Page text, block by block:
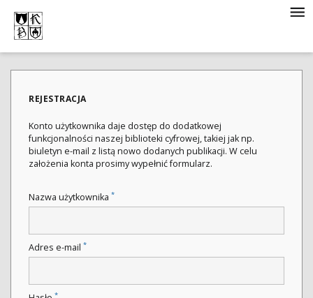
REJESTRACJA
Konto użytkownika daje dostęp do dodatkowej
funkcjonalności naszej biblioteki cyfrowej, takiej jak np.
biuletyn e-mail z listą nowo dodanych publikacji. W celu
założenia konta prosimy wypełnić formularz.
Nazwa użytkownika *
Adres e-mail *
*